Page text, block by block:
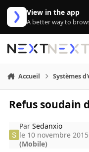
Aller au contenu
View in the app
A better way to
Accueil Systèmes
Refus soudain
ParSedanxio
le 10 novembre 2015
(Mobile)